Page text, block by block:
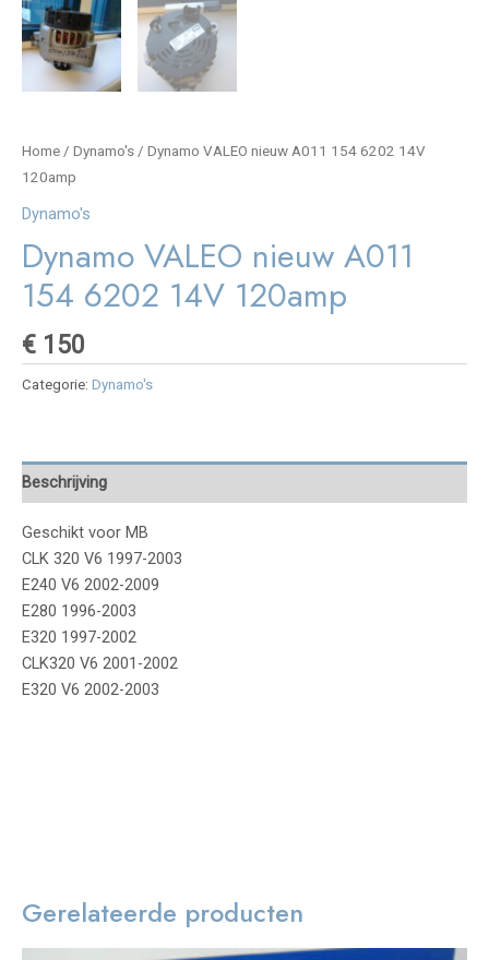
Home / Dynamo's / Dynamo VALEO nieuw A011 154 6202 14V
120amp
Dynamo's
Dynamo VALEO nieuw A011
154 6202 14V 120amp
€ 150
Categorie: Dynamo's
Beschrijving
Geschikt voor MB
CLK 320 V6 1997-2003
E240 V6 2002-2009
E280 1996-2003
E320 1997-2002
CLK320 V6 2001-2002
E320 V6 2002-2003
Gerelateerde producten